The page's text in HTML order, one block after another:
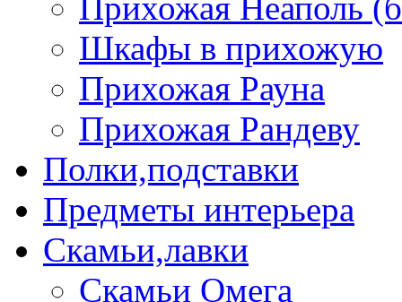
Прихожая Неаполь
Шкафы в прихожую
Прихожая Рауна
Прихожая Рандеву
Полки,подставки
Предметы интерьера
Скамьи,лавки
Скамьи Омега